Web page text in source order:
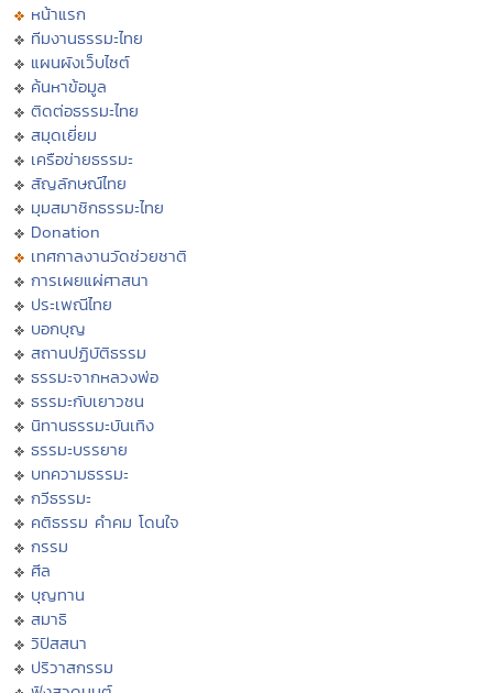
หน้าแรก
ทีมงานธรรมะไทย
แผนผังเว็บไซต์
ค้นหาข้อมูล
ติดต่อธรรมะไทย
สมุดเยี่ยม
เครือข่ายธรรมะ
สัญลักษณ์ไทย
มุมสมาชิกธรรมะไทย
Donation
เทศกาลงานวัดช่วยชาติ
การเผยแผ่ศาสนา
ประเพณีไทย
บอกบุญ
สถานปฏิบัติธรรม
ธรรมะจากหลวงพ่อ
ธรรมะกับเยาวชน
นิทานธรรมะบันเทิง
ธรรมะบรรยาย
บทความธรรมะ
กวีธรรมะ
คติธรรม คำคม โดนใจ
กรรม
ศีล
บุญทาน
สมาธิ
วิปัสสนา
ปริวาสกรรม